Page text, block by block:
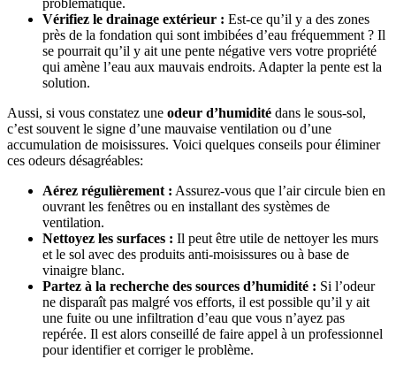
problématique.
Vérifiez le drainage extérieur : Est-ce qu’il y a des zones
près de la fondation qui sont imbibées d’eau fréquemment ? Il
se pourrait qu’il y ait une pente négative vers votre propriété
qui amène l’eau aux mauvais endroits. Adapter la pente est la
solution.
Aussi, si vous constatez une odeur d’humidité dans le sous-sol,
c’est souvent le signe d’une mauvaise ventilation ou d’une
accumulation de moisissures. Voici quelques conseils pour éliminer
ces odeurs désagréables:
Aérez régulièrement : Assurez-vous que l’air circule bien en
ouvrant les fenêtres ou en installant des systèmes de
ventilation.
Nettoyez les surfaces : Il peut être utile de nettoyer les murs
et le sol avec des produits anti-moisissures ou à base de
vinaigre blanc.
Partez à la recherche des sources d’humidité : Si l’odeur
ne disparaît pas malgré vos efforts, il est possible qu’il y ait
une fuite ou une infiltration d’eau que vous n’ayez pas
repérée. Il est alors conseillé de faire appel à un professionnel
pour identifier et corriger le problème.